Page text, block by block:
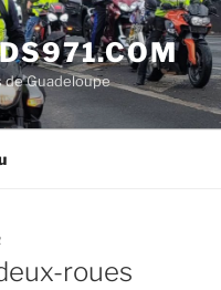
de Guadeloupe
roues